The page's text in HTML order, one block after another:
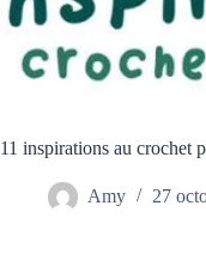
11 inspirations au crochet
Amy 27